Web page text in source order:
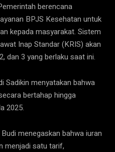
berencana
BPJS Kesehatan untuk
kepada masyarakat. Sistem
Inap Standar (KRIS) akan
dan 3 yang berlaku saat ini.
Sadikin menyatakan bahwa
bertahap hingga
2025.
menegaskan bahwa iuran
menjadi satu tarif,